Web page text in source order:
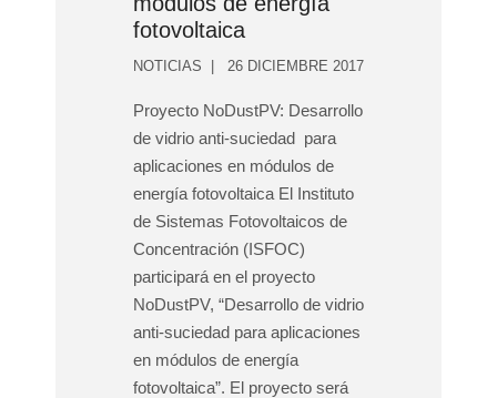
fotovoltaica
NOTICIAS 26 DICIEMBRE 2017
Proyecto NoDustPV: Desarrollo
de vidrio anti-suciedad para
aplicaciones en módulos de
energía fotovoltaica El Instituto
de Sistemas Fotovoltaicos de
Concentración (ISFOC)
participará en el proyecto
NoDustPV, “Desarrollo de vidrio
anti-suciedad para aplicaciones
en módulos de energía
fotovoltaica”. El proyecto será